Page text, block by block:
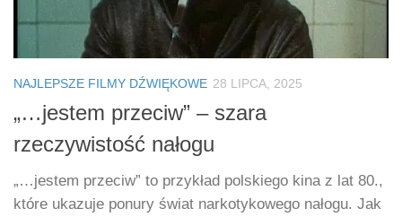
NAJLEPSZE FILMY DŹWIĘKOWE 28 LIPCA, 2025
„…jestem przeciw” – szara
rzeczywistość nałogu
„…jestem przeciw” to przykład polskiego kina z lat 80.,
które ukazuje ponury świat narkotykowego nałogu. Jak